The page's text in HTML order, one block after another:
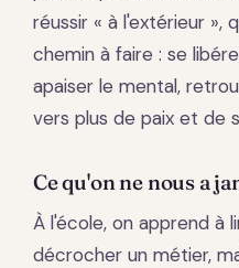
réussir « à l'extérieur »,
chemin à faire : se
apaiser le mental,
vers plus de paix et de
Ce qu'on ne nous a
À l'école, on apprend à
décrocher un métier,